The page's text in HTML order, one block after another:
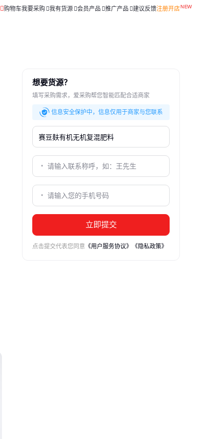
购物车我要采购 我有货源 会员产品 推广产品 建议反馈注册开店
想要货源？
填写采购需求，爱采购帮您智能匹配合适商家
信息安全保护中，信息仅用于商家与您联系
立即提交
点击提交代表您同意 《用户服务协议》 《隐私政策》